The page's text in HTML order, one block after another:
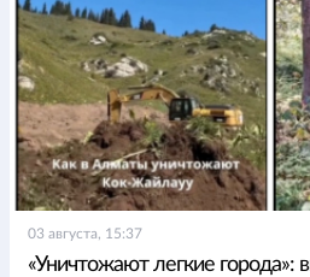
03 августа, 15:37
«Уничтожают легкие города»: